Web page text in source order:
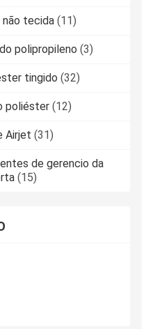
tecida (11)
polipropileno (3)
tingido (32)
poliéster (12)
Airjet (31)
de gerencio da
(15)